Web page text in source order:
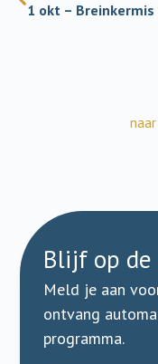
1 okt – Breinkermis
Blijf op de
Meld je aan
ontvang
programma.